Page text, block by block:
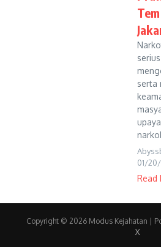
serta
01/
Read
Copyright © 2026 Modus Kejahatan |
X